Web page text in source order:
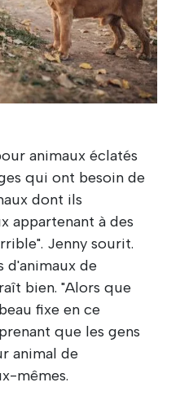
animaux éclatés
qui ont besoin de
dont ils
appartenant à des
Jenny sourit.
d'animaux de
bien. "Alors que
fixe en ce
que les gens
animal de
mêmes.